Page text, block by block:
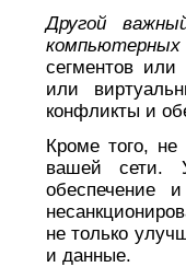
Другой
сегментов или
или
конфликты и
Кроме того,
вашей сети.
обеспечение
не только
и данные.